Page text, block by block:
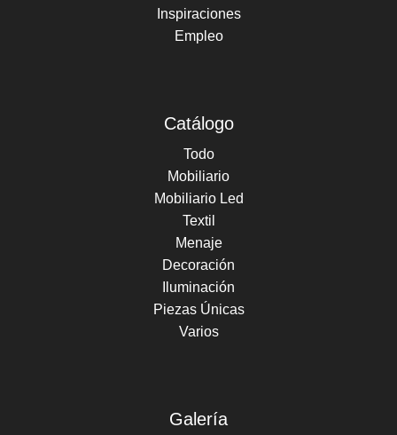
Inspiraciones
Empleo
Catálogo
Todo
Mobiliario
Mobiliario Led
Textil
Menaje
Decoración
Iluminación
Piezas Únicas
Varios
Galería